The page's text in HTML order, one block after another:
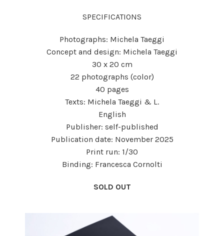
SPECIFICATIONS
Photographs: Michela Taeggi
Concept and design: Michela Taeggi
30 x 20 cm
22 photographs (color)
40 pages
Texts: Michela Taeggi & L.
English
Publisher: self-published
Publication date: November 2025
Print run: 1/30
Binding: Francesca Cornolti
SOLD OUT